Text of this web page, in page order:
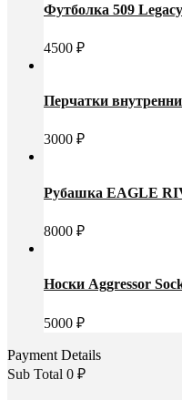
Футболка 509 Legacy
4500 ₽
Перчатки
3000 ₽
Рубашка EAGLE
8000 ₽
Носки Aggressor
5000 ₽
Payment Details
Sub Total 0 ₽